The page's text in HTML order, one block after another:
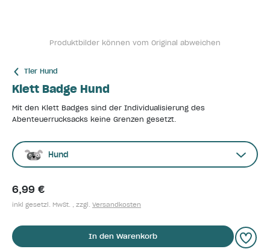
Produktbilder können vom Original abweichen
Tier Hund
Klett Badge Hund
Mit den Klett Badges sind der Individualisierung des
Abenteuerrucksacks keine Grenzen gesetzt.
Hund
6,99 €
inkl gesetzl. MwSt. , zzgl. Versandkosten
In den Warenkorb